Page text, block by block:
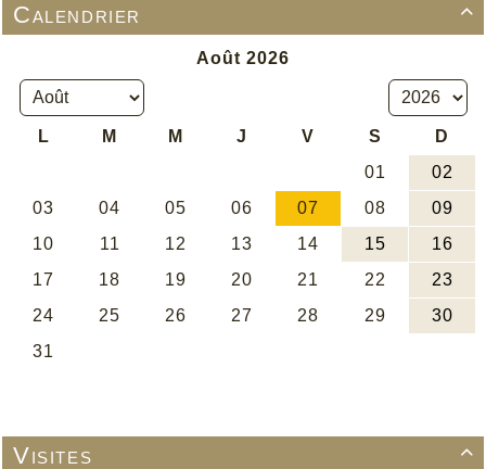

Calendrier

Visites